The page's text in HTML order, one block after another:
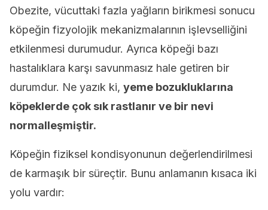
Obezite, vücuttaki fazla yağların birikmesi sonucu
köpeğin fizyolojik mekanizmalarının işlevselliğini
etkilenmesi durumudur. Ayrıca köpeği bazı
hastalıklara karşı savunmasız hale getiren bir
durumdur. Ne yazık ki, yeme bozukluklarına
köpeklerde çok sık rastlanır ve bir nevi
normalleşmiştir.
Köpeğin fiziksel kondisyonunun değerlendirilmesi
de karmaşık bir süreçtir. Bunu anlamanın kısaca iki
yolu vardır: